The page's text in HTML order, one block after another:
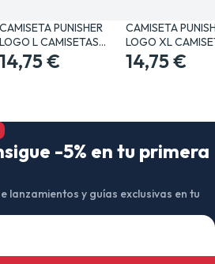
CAMISETA PUNISHER
LOGO L CAMISETAS
MANGA /…
14,75 €
CAMISETA
LOGO XL
MANGA /…
14,75 €
-5% en tu primera
lanzamientos y guías exclusivas en tu